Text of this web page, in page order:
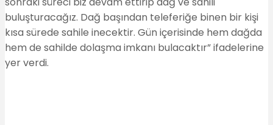
buluşturacağız. Dağ başından teleferiğe binen bir kişi
kısa sürede sahile inecektir. Gün içerisinde hem dağda
hem de sahilde dolaşma imkanı bulacaktır” ifadelerine
yer verdi.